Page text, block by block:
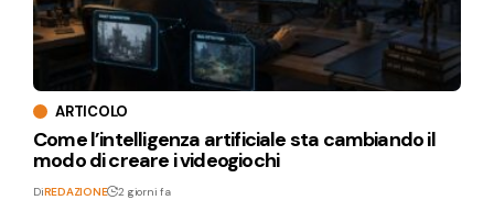
ARTICOLO
Come l’intelligenza artificiale sta cambiando il
modo di creare i videogiochi
DiREDAZIONE 2 giorni fa